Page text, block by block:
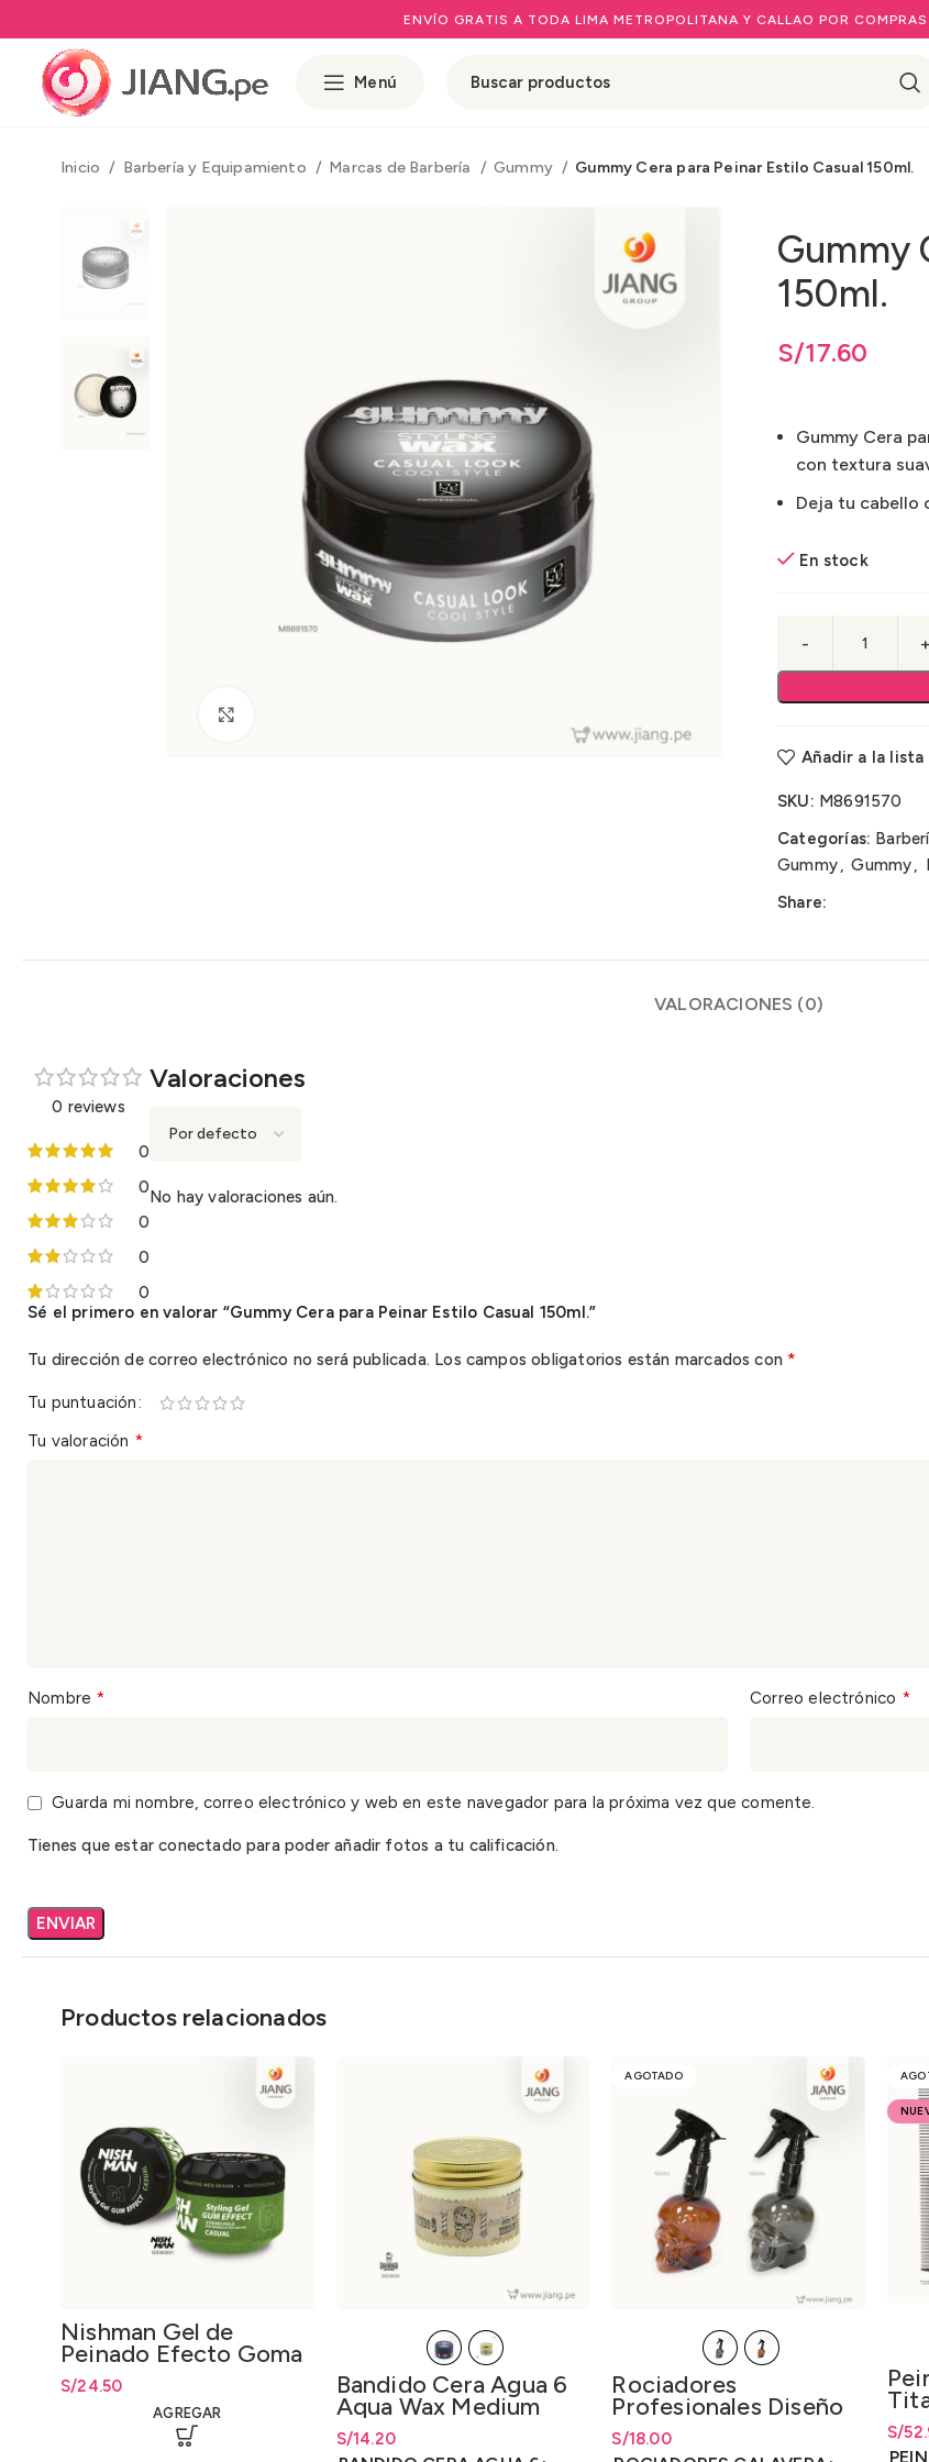
ENVÍO GRATIS A TODA LIMA METROPOLITANA Y CALLAO POR
Menú
Inicio Barbería y Equipamiento Marcas de Barbería Gummy Gummy Cera para Peinar Estilo Casual 150ml.
Gummy
150ml.
S/17.60
Gummy Cera
con textura
Deja tu cabello
En stock
Añadir a la lista
SKU: M8691570
Categorías:
Gummy, Gummy,
Share:
VALORACIONES (0)
0 reviews
0
0
0
0
0
Valoraciones
No hay valoraciones aún.
Sé el primero en valorar “Gummy Cera para Peinar Estilo Casual 150ml.”
Tu dirección de correo electrónico no será publicada. Los campos obligatorios están marcados con*
Tu puntuación
Tu valoración *
Nombre * Correo electrónico *
Guarda mi nombre, correo electrónico y web en este navegador para la próxima vez que comente.
Tienes que estar conectado para poder añadir fotos a tu calificación.
Productos relacionados
Nishman Gel de
Peinado Efecto Goma
Casual G1 Gum Effect
Hair Gel Casual G1
S/24.50
AGREGAR
Bandido Cera Agua 6
Aqua Wax Medium
125ml
S/14.20
Rango de precios: desde
AGOTADO
Rociadores
Profesionales Diseño
Calavera 500ml.
S/18.00
Rango de precios: desde S/